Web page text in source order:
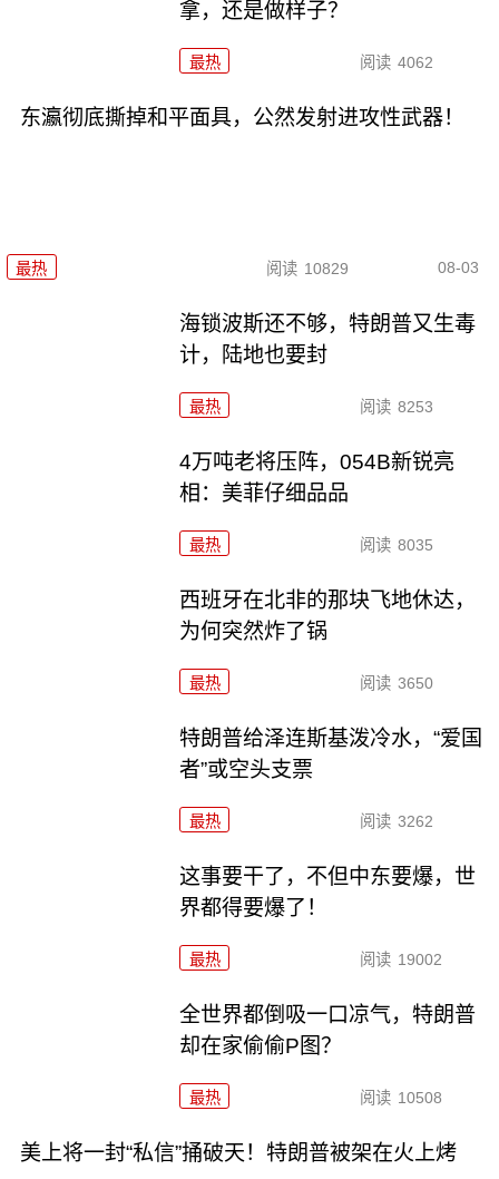
拿，还是做样子？
最热 阅读 4062
东瀛彻底撕掉和平面具，公然发射进攻性武器！
最热 阅读 10829 08-03
海锁波斯还不够，特朗普又生毒
计，陆地也要封
最热 阅读 8253
4万吨老将压阵，054B新锐亮
相：美菲仔细品品
最热 阅读 8035
西班牙在北非的那块飞地休达，
为何突然炸了锅
最热 阅读 3650
特朗普给泽连斯基泼冷水，“爱国
者”或空头支票
最热 阅读 3262
这事要干了，不但中东要爆，世
界都得要爆了！
最热 阅读 19002
全世界都倒吸一口凉气，特朗普
却在家偷偷P图？
最热 阅读 10508
美上将一封“私信”捅破天！特朗普被架在火上烤